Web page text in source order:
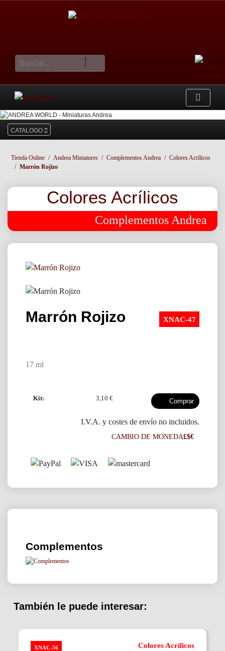
cesta
CATALOGO
Tienda Online Andrea Miniatures Complementos Andrea
Colores Acrílicos
Marrón Rojizo
Colores Acrílicos
Complementos Andrea
Marrón Rojizo XNAC-47
17 ml
Kit: 3,10 €
I.V.A. y costes de envío no incluidos.
CAMBIO DE MONEDA£$€
Complementos
También le puede interesar:
XNAC-56 Colores Acrílicos